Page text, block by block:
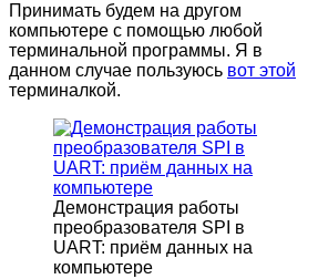
Принимать будем на другом
компьютере с помощью любой
терминальной программы. Я в
данном случае пользуюсь вот этой
терминалкой.
Демонстрация работы
преобразователя SPI в
UART: приём данных на
компьютере